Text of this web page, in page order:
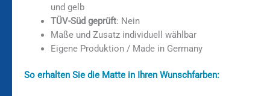
und gelb
TÜV-Süd geprüft: Nein
Maße und Zusatz individuell wählbar
Eigene Produktion / Made in Germany
So erhalten Sie die Matte in Ihren Wunschfarben: